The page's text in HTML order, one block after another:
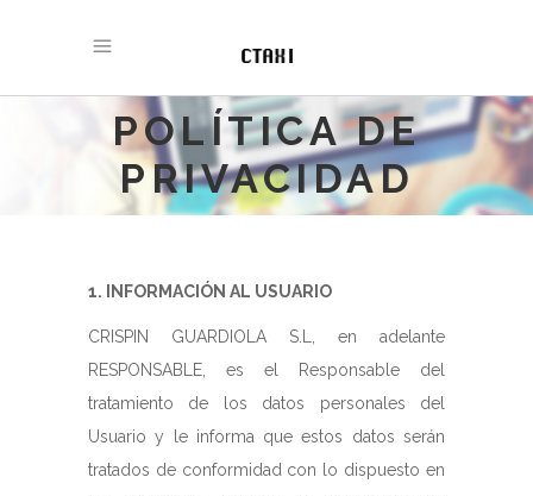
POLÍTICA DE
PRIVACIDAD
1. INFORMACIÓN AL USUARIO
CRISPIN GUARDIOLA S.L, en adelante
RESPONSABLE, es el Responsable del
tratamiento de los datos personales del
Usuario y le informa que estos datos serán
tratados de conformidad con lo dispuesto en